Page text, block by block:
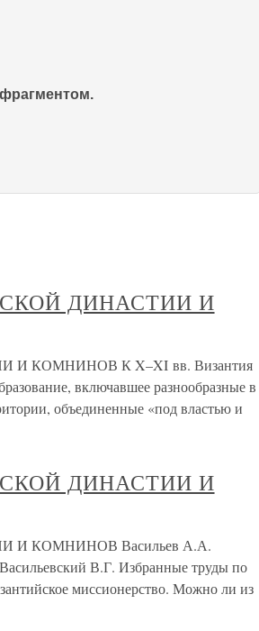
ДИНАСТИИ И
КОМНИНОВ К X–XI вв. Византия
включавшее разнообразные в
объединенные «под властью и
ДИНАСТИИ И
КОМНИНОВ Васильев А.А.
В.Г. Избранные труды по
миссионерство. Можно ли из